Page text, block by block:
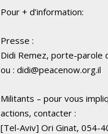
Pour + d’information:
Presse :
Didi Remez, porte-parole
ou :didi@peacenow.org.il
Militants – pour vous
actions, contacter :
[Tel-Aviv] Ori Ginat, 054-